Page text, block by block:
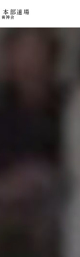
本部道場
神会